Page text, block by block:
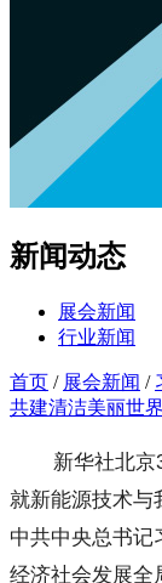
新闻动态
展会新闻
行业新闻
首页 / 展会新闻 /
共建清洁美丽世
新华社北
就新能源技术与
中共中央总书记
经济社会发展全